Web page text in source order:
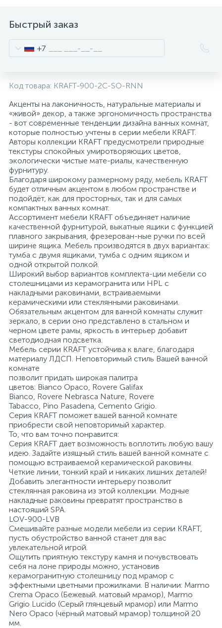
Быстрый заказ
+7
Код товара: KRAFT-900-2C-SO-RNN
Акценты на лаконичность, натуральные материалы и
«живой» декор, а также эргономичность пространства
- вот современные тенденции дизайна ванных комнат,
которые полностью учтены в серии мебели KRAFT.
Авторы коллекции KRAFT предусмотрели природные
текстуры спокойных умиротворяющих цветов,
экологически чистые мате-риалы, качественную
фурнитуру.
Благодаря широкому размерному ряду, мебель KRAFT
будет отличным акцентом в любом пространстве и
подойдёт, как для просторных, так и для самых
компактных ванных комнат.
Ассортимент мебели KRAFT объединяет наличие
качественной фурнитурой, выкатные ящики с функцией
плавного закрывания, фрезерован-ные ручки по всей
ширине ящика. Мебель производятся в двух вариантах:
тумба с двумя ящиками, тумба с одним ящиком и
одной открытой полкой.
Широкий выбор вариантов комплекта-ции мебели со
столешницами из керамогранита или HPL с
накладными раковинами, встраиваемыми
керамическими или стеклянными раковинами.
Обязательным акцентом для ванной комнаты служит
зеркало, в серии оно представлено в стальном и
черном цвете рамы, яркость в интерьер добавит
светодиодная подсветка.
Мебель серии KRAFT устойчива к влаге, благодаря
материалу ЛДСП. Неповторимый стиль Вашей ванной
комнате
позволит придать широкая палитра
цветов: Bianco Opaco, Rovere Galifax
Bianco, Rovere Nebrasca Nature, Rovere
Tabacco, Pino Pasadena, Cemento Grigio.
Серия KRAFT поможет вашей ванной комнате
приобрести свой неповторимый характер.
То, что вам точно понравится:
Серия KRAFT дает возможность воплотить любую вашу
идею. Задайте изящный стиль вашей ванной комнате с
помощью встраиваемой керамической раковины.
Четкие линии, тонкий край и никаких лишних деталей!
Добавить элегантности интерьеру позволит
стеклянная раковина из этой коллекции. Модные
накладные раковины превратят пространство в
настояший SPA.
LOV-900-LVB
Смешивайте разные модели мебели из серии KRAFT,
пусть обустройство ванной станет для вас
увлекательной игрой.
Ощутить приятную текстуру камня и почувствовать
себя на лоне природы можно, установив
керамогранитную столешницу под мрамор с
эффектными цветными прожилками. В наличии: Marmo
Crema Орасо (Бежевый. матовый мрамор), Marmo
Grigio Lucido (Серый глянцевый мрамор) или Marmo
Nero Орасо (чёрный матовый мрамор) толщиной 20
мм.
Встраиваемые смесители для душа
Встраиваемые смесители для раковины
Держатели ручного душа
Для биде
Для душа
Донные клапаны
Донный клапан
Дополнительные аксессуары
Душевые системы
Душевые шланги
Изливы для ванны
Изливы для душа
Ручные души
Ручные души со штуцером
Смесители для биде
Смесители для ванны
Смесители для ванны и душа
Смесители для душа